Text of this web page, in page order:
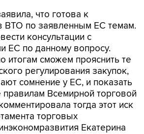
что готова к
ВТО по заявленным ЕС темам.
консультации с
ЕС по данному вопросу.
итогам сможем прояснить те
регулирования закупок,
сомнение у ЕС, и показать
правилам Всемирной торговой
тогда этот иск
торговых
Екатерина